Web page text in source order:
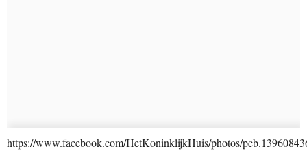
https://www.facebook.com/HetKoninklijkHuis/photos/